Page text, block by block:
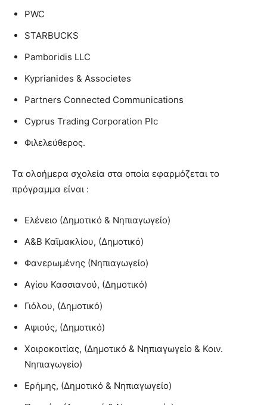
PWC
STARBUCKS
Pamboridis LLC
Kyprianides & Associetes
Partners Connected Communications
Cyprus Trading Corporation Plc
Φιλελεύθερος.
Τα ολοήμερα σχολεία στα οποία εφαρμόζεται το
πρόγραμμα είναι :
Ελένειο (Δημοτικό & Νηπιαγωγείο)
Α&Β Καϊμακλίου, (Δημοτικό)
Φανερωμένης (Νηπιαγωγείο)
Αγίου Κασσιανού, (Δημοτικό)
Γιόλου, (Δημοτικό)
Αψιούς, (Δημοτικό)
Χοιροκοιτίας, (Δημοτικό & Νηπιαγωγείο & Κοιν.
Νηπιαγωγείο)
Ερήμης, (Δημοτικό & Νηπιαγωγείο)